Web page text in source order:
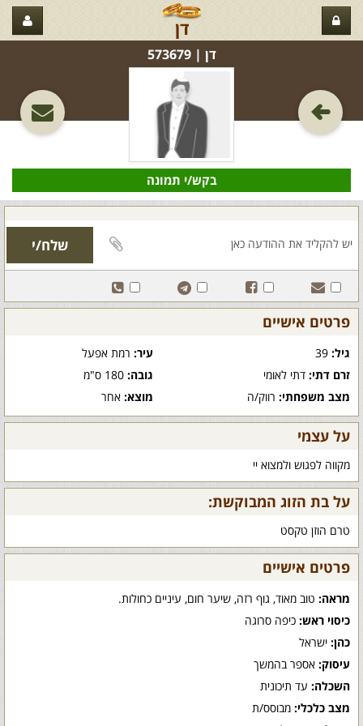
דן
דן‏ | 573679
בקש/י תמונה
פרטים אישיים
גיל: עיר:רמת אפעל
זרם דתי: דתי לאומי גובה:180 ס"מ
מצב משפחתי: רווק/ה מוצא:אחר
על עצמי
מקווה לפגוש ולמצוא יי
על בת הזוג המבוקשת:
טרם הוזן טקסט
פרטים אישיים
מראה: טוב מאוד, גוף רזה, שיער חום, עיניים כחולות.
כיסוי ראש: כיפה סרוגה
כהן: ישראל
עיסוק: אספר בהמשך
השכלה: עד תיכונית
מצב כלכלי: מבוסס/ת